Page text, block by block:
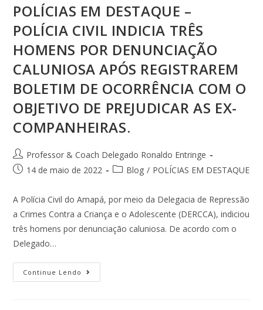
POLÍCIAS EM DESTAQUE –
POLÍCIA CIVIL INDICIA TRÊS
HOMENS POR DENUNCIAÇÃO
CALUNIOSA APÓS REGISTRAREM
BOLETIM DE OCORRÊNCIA COM O
OBJETIVO DE PREJUDICAR AS EX-
COMPANHEIRAS.
Professor & Coach Delegado Ronaldo Entringe
14 de maio de 2022
Blog / POLÍCIAS EM DESTAQUE
A Polícia Civil do Amapá, por meio da Delegacia de Repressão
a Crimes Contra a Criança e o Adolescente (DERCCA), indiciou
três homens por denunciação caluniosa. De acordo com o
Delegado…
Continue Lendo